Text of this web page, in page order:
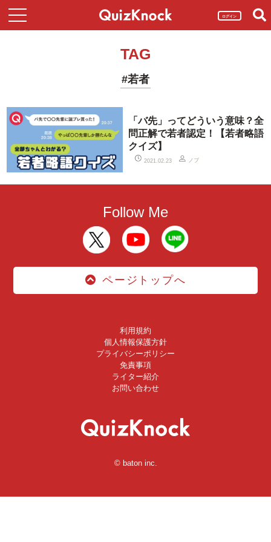
ログイン
TAG
#若者
「バ先」ってどういう意味？全
問正解で若者認定！【若者略語
クイズ】
2021.02.23 ノブ
Follow Me
ページトップへ
利用規約
個人情報保護方針
プライバシーポリシー
免責事項
ライター紹介
お問い合わせ
© baton inc.